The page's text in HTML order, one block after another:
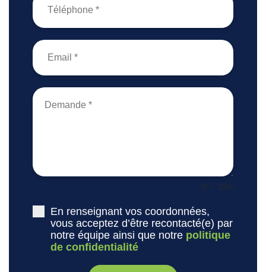
0 / 180
En renseignant vos coordonnées,
vous acceptez d’être recontacté(e) par
notre équipe ainsi que notre politique
de confidentialité